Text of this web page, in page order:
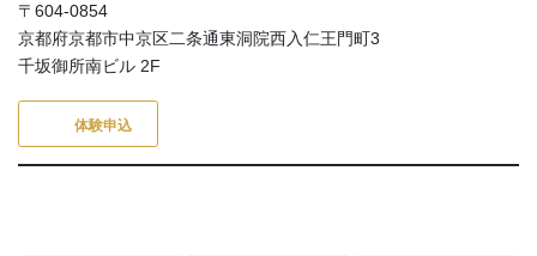
〒604-0854
京都府京都市中京区二条通東洞院西入仁王門町3
千坂御所南ビル 2F
体験申込